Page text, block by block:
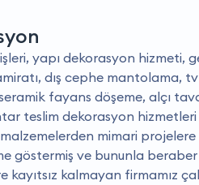
yapı dekorasyon hizmeti,
dış cephe mantolama, tv
fayans döşeme, alçı
teslim dekorasyon hizmetleri
mimari
göstermiş ve bununla
kayıtsız kalmayan firmamız